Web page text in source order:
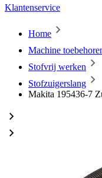
Klantenservice
Home
Machine
Stofvrij werken
Stofzuigerslang
Makita 195436-7